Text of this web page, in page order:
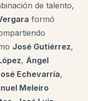
de talento,
formó
José Gutiérrez,
, Ángel
Echevarría,
Meleiro